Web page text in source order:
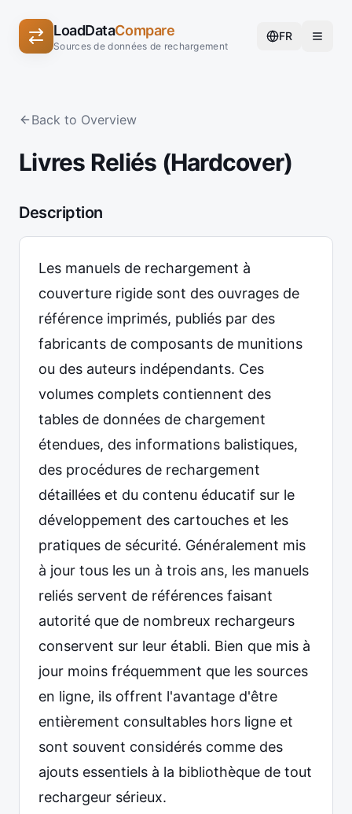
LoadDataCompare
Sources de données de rechargement
FR
Back to Overview
Livres Reliés (Hardcover)
Description
Les manuels de rechargement à
couverture rigide sont des ouvrages de
référence imprimés, publiés par des
fabricants de composants de munitions
ou des auteurs indépendants. Ces
volumes complets contiennent des
tables de données de chargement
étendues, des informations balistiques,
des procédures de rechargement
détaillées et du contenu éducatif sur le
développement des cartouches et les
pratiques de sécurité. Généralement mis
à jour tous les un à trois ans, les manuels
reliés servent de références faisant
autorité que de nombreux rechargeurs
conservent sur leur établi. Bien que mis à
jour moins fréquemment que les sources
en ligne, ils offrent l'avantage d'être
entièrement consultables hors ligne et
sont souvent considérés comme des
ajouts essentiels à la bibliothèque de tout
rechargeur sérieux.